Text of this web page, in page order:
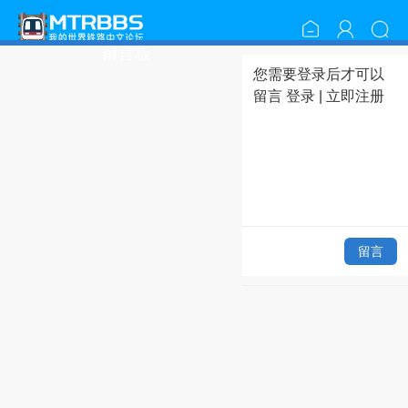
您需要登录后才可以
留言登录 立即注册
留言